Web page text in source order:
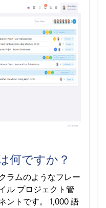
何ですか？
ラムのようなフレー
ル プロジェクト管
ントです。 1,000 語